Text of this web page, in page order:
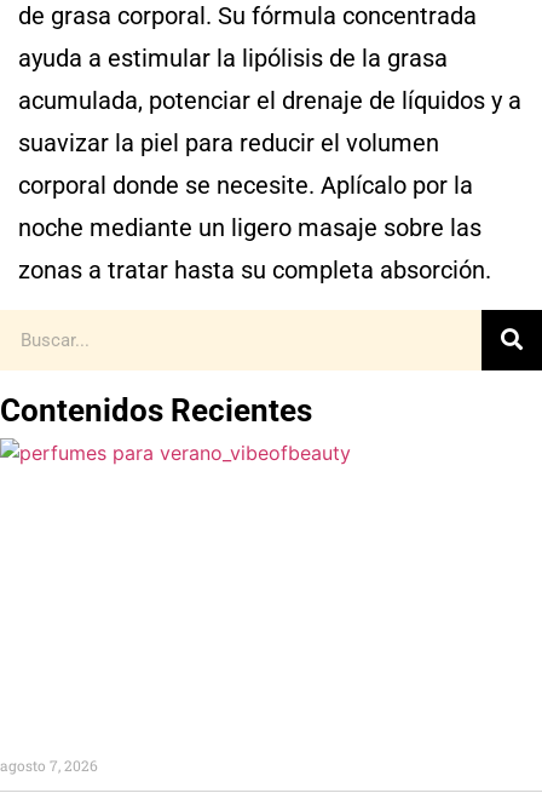
de grasa corporal. Su fórmula concentrada
ayuda a estimular la lipólisis de la grasa
acumulada, potenciar el drenaje de líquidos y a
suavizar la piel para reducir el volumen
corporal donde se necesite. Aplícalo por la
noche mediante un ligero masaje sobre las
zonas a tratar hasta su completa absorción.
Contenidos Recientes
agosto 7, 2026